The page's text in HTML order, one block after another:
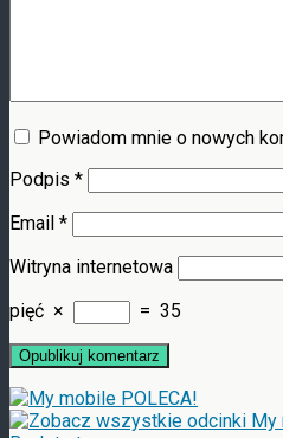
Powiadom mnie o nowych
Podpis *
Email *
Witryna internetowa
pięć × = 35